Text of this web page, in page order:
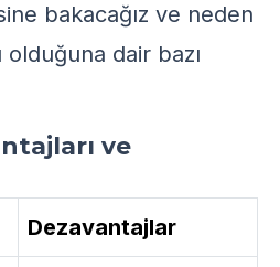
bakacağız ve neden
olduğuna dair bazı
ve
Dezavantajlar